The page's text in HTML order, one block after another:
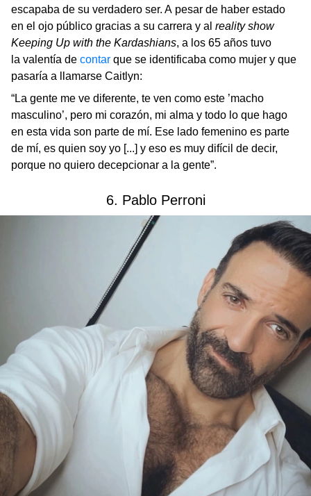
escapaba de su verdadero ser. A pesar de haber estado
en el ojo público gracias a su carrera y al reality show
Keeping Up with the Kardashians, a los 65 años tuvo
la valentía de contar que se identificaba como mujer y que
pasaría a llamarse Caitlyn:
“La gente me ve diferente, te ven como este ’macho
masculino’, pero mi corazón, mi alma y todo lo que hago
en esta vida son parte de mí. Ese lado femenino es parte
de mí, es quien soy yo [...] y eso es muy difícil de decir,
porque no quiero decepcionar a la gente”.
6. Pablo Perroni